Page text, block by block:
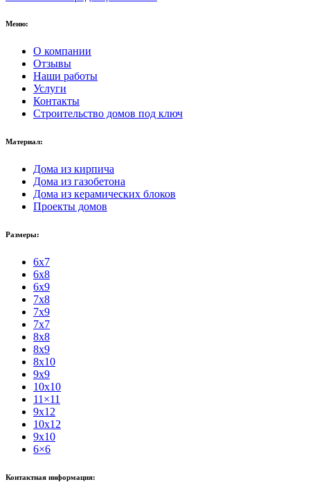
Меню:
О компании
Отзывы
Наши работы
Услуги
Контакты
Строительство домов под ключ
Материал:
Дома из кирпича
Дома из газобетона
Дома из керамических блоков
Проекты домов
Размеры:
6x7
6x8
6x9
7x8
7x9
7x7
8x8
8x9
8x10
9x9
10x10
11×11
9x12
10x12
9x10
6×6
Контактная информация: